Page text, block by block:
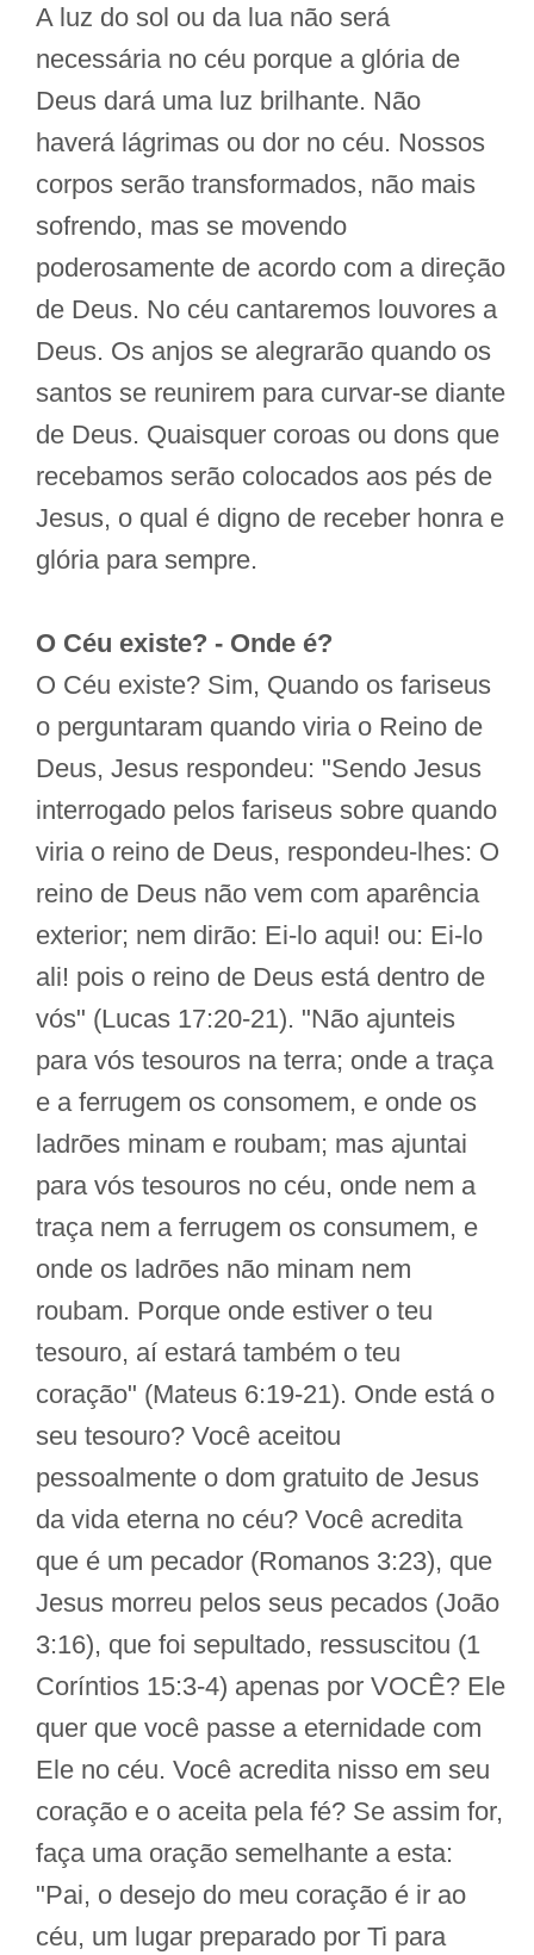
A luz do sol ou da lua não será
necessária no céu porque a glória de
Deus dará uma luz brilhante. Não
haverá lágrimas ou dor no céu. Nossos
corpos serão transformados, não mais
sofrendo, mas se movendo
poderosamente de acordo com a direção
de Deus. No céu cantaremos louvores a
Deus. Os anjos se alegrarão quando os
santos se reunirem para curvar-se diante
de Deus. Quaisquer coroas ou dons que
recebamos serão colocados aos pés de
Jesus, o qual é digno de receber honra e
glória para sempre.
O Céu existe? - Onde é?
O Céu existe? Sim, Quando os fariseus
o perguntaram quando viria o Reino de
Deus, Jesus respondeu: "Sendo Jesus
interrogado pelos fariseus sobre quando
viria o reino de Deus, respondeu-lhes: O
reino de Deus não vem com aparência
exterior; nem dirão: Ei-lo aqui! ou: Ei-lo
ali! pois o reino de Deus está dentro de
vós" (Lucas 17:20-21). "Não ajunteis
para vós tesouros na terra; onde a traça
e a ferrugem os consomem, e onde os
ladrões minam e roubam; mas ajuntai
para vós tesouros no céu, onde nem a
traça nem a ferrugem os consumem, e
onde os ladrões não minam nem
roubam. Porque onde estiver o teu
tesouro, aí estará também o teu
coração" (Mateus 6:19-21). Onde está o
seu tesouro? Você aceitou
pessoalmente o dom gratuito de Jesus
da vida eterna no céu? Você acredita
que é um pecador (Romanos 3:23), que
Jesus morreu pelos seus pecados (João
3:16), que foi sepultado, ressuscitou (1
Coríntios 15:3-4) apenas por VOCÊ? Ele
quer que você passe a eternidade com
Ele no céu. Você acredita nisso em seu
coração e o aceita pela fé? Se assim for,
faça uma oração semelhante a esta:
"Pai, o desejo do meu coração é ir ao
céu, um lugar preparado por Ti para